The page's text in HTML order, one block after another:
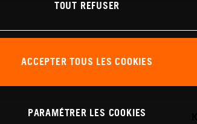
TOUT REFUSER
ACCEPTER TOUS LES COOKIES
PARAMÉTRER LES COOKIES